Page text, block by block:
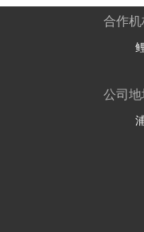
合作机
公司地